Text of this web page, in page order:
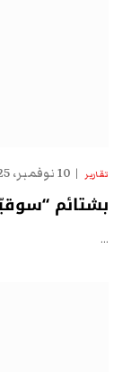
تقارير 10 نوفمبر، 2025
بشتائم
…